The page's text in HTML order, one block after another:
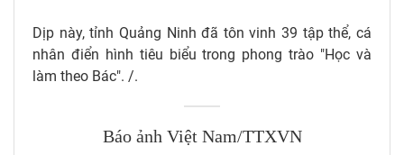
Dịp này, tỉnh Quảng Ninh đã tôn vinh 39 tập thể, cá
nhân điển hình tiêu biểu trong phong trào "Học và
làm theo Bác". /.
Báo ảnh Việt Nam/TTXVN